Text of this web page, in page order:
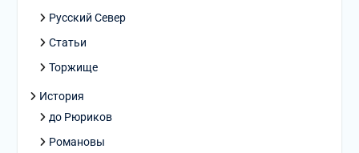
Русский Север
Статьи
Торжище
История
до Рюриков
Романовы